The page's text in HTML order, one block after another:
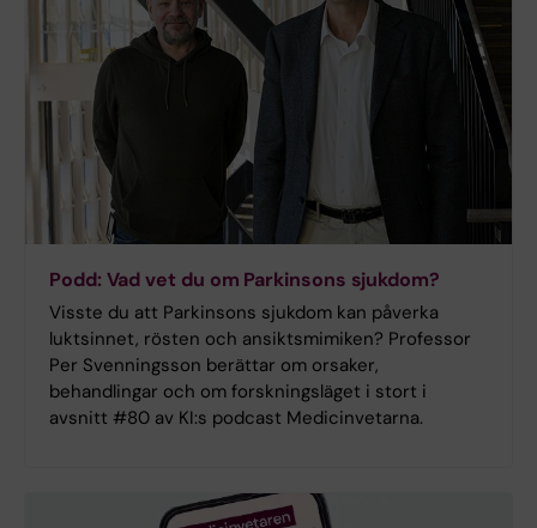
Podd: Vad vet du om Parkinsons sjukdom?
Visste du att Parkinsons sjukdom kan påverka
luktsinnet, rösten och ansiktsmimiken? Professor
Per Svenningsson berättar om orsaker,
behandlingar och om forskningsläget i stort i
avsnitt #80 av KI:s podcast Medicinvetarna.